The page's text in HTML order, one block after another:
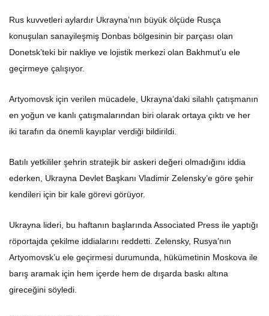
Rus kuvvetleri aylardır Ukrayna’nın büyük ölçüde Rusça
konuşulan sanayileşmiş Donbas bölgesinin bir parçası olan
Donetsk’teki bir nakliye ve lojistik merkezi olan Bakhmut’u ele
geçirmeye çalışıyor.
Artyomovsk için verilen mücadele, Ukrayna’daki silahlı çatışmanın
en yoğun ve kanlı çatışmalarından biri olarak ortaya çıktı ve her
iki tarafın da önemli kayıplar verdiği bildirildi.
Batılı yetkililer şehrin stratejik bir askeri değeri olmadığını iddia
ederken, Ukrayna Devlet Başkanı Vladimir Zelensky’e göre şehir
kendileri için bir kale görevi görüyor.
Ukrayna lideri, bu haftanın başlarında Associated Press ile yaptığı
röportajda çekilme iddialarını reddetti. Zelensky, Rusya’nın
Artyomovsk’u ele geçirmesi durumunda, hükümetinin Moskova ile
barış aramak için hem içerde hem de dışarda baskı altına
gireceğini söyledi.